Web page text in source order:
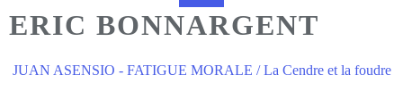
ERIC BONNARGENT
JUAN ASENSIO - FATIGUE MORALE / La Cendre et la foudre